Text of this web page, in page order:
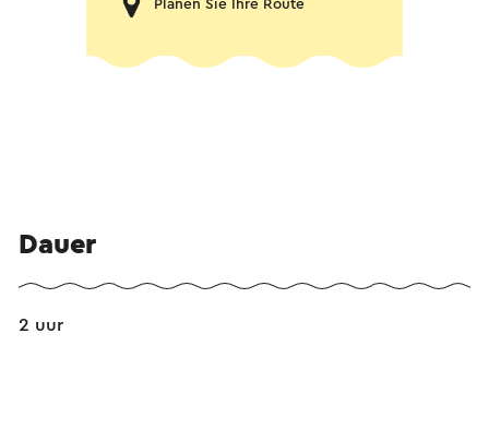
Planen Sie Ihre Route
Dauer
2 uur